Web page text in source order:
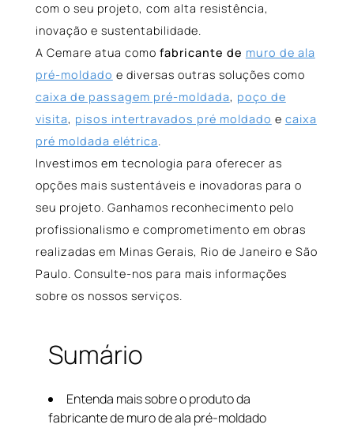
com o seu projeto, com alta resistência,
inovação e sustentabilidade.
A Cemare atua como fabricante de muro de ala
pré-moldado e diversas outras soluções como
caixa de passagem pré-moldada, poço de
visita, pisos intertravados pré moldado e caixa
pré moldada elétrica.
Investimos em tecnologia para oferecer as
opções mais sustentáveis e inovadoras para o
seu projeto. Ganhamos reconhecimento pelo
profissionalismo e comprometimento em obras
realizadas em Minas Gerais, Rio de Janeiro e São
Paulo. Consulte-nos para mais informações
sobre os nossos serviços.
Sumário
Entenda mais sobre o produto da
fabricante de muro de ala pré-moldado